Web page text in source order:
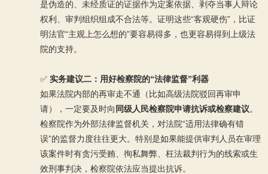
是伪造的、未经质证的证据作为定案依据、剥夺当事人辩论
权利、审判组织组成不合法等。证明这些“客观硬伤”，比证
明法官“主观上怎么想的”要容易得多，也更容易得到上级法
院的支持。
✅ 实务建议二：用好检察院的“法律监督”利器
如果法院内部的再审走不通（比如高级法院驳回再审申
请），一定要及时向 同级人民检察院申请抗诉或检察建议。
检察院作为外部法律监督机关，对法院“适用法律确有错
误”的监督力度往往更大。特别是如果能提供审判人员在审理
该案件时有贪污受贿、徇私舞弊、枉法裁判行为的线索或生
效刑事判决，检察院依法应当提出抗诉。